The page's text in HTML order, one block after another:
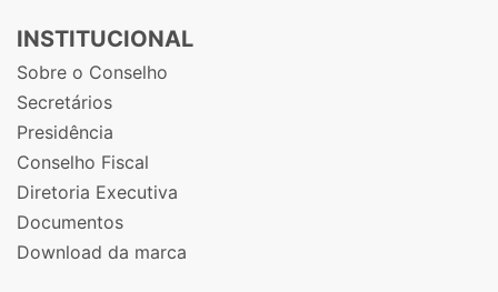
INSTITUCIONAL
Sobre o Conselho
Secretários
Presidência
Conselho Fiscal
Diretoria Executiva
Documentos
Download da marca